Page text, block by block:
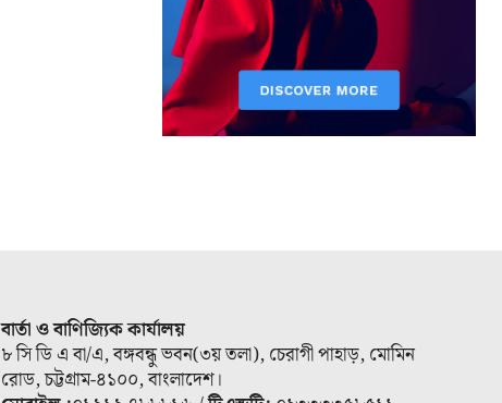
বার্তা ও বাণিজ্যিক কার্যালয়
৮ সি ডি এ বা/এ, বঙ্গবন্ধু ভবন(৩য় তলা), চেরাগী পাহাড়, মোমিন
রোড, চট্টগ্রাম-৪১০০, বাংলাদেশ।